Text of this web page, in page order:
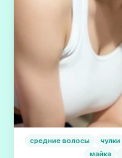
средние волосы чулки
майка